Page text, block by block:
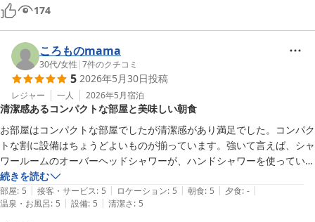
174
ころものmama
30代/女性 |7件のクチコミ
5 2026年5月30日投稿
レジャー 一人 2026年5月宿泊
清潔感あるコンパクトな部屋と美味しい朝食
お部屋はコンパクトな部屋でしたが清潔感があり満足でした。コンパク
トな割に設備はちょうどよいものが揃っています。強いて言えば、シャ
ワールームのオーバーヘッドシャワーが、ハンドシャワーを使っていて
も水漏れしてるのが気になりました。
朝食もどれも美味しくいただき満足でした。
続きを読む
部屋: 5 | 接客・サービス: 5 | ロケーション: 5 | 朝食: 5 | 夕食: - |
温泉・お風呂: 5 | 設備: 5 | 清潔さ: 5